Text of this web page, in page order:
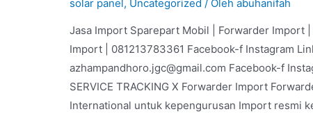
solar panel, Uncategorized / Olehabuhanifah
Jasa Import Sparepart Mobil | Forwarder Import
Import | 081213783361 Facebook-f Instagram
azhampandhoro.jgc@gmail.com Facebook-f
SERVICE TRACKING X Forwarder Import
International untuk kepengurusan Import resmi